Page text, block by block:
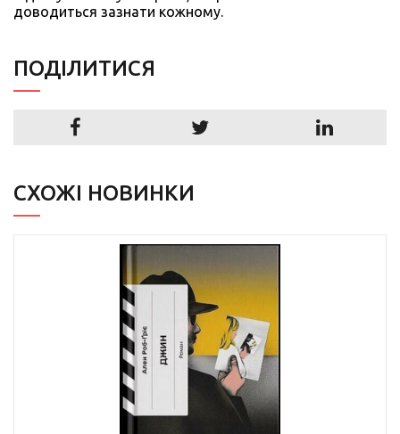
доводиться зазнати кожному.
ПОДIЛИТИСЯ
СХОЖІ НОВИНКИ